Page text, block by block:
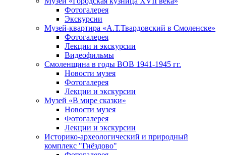
Фотогалерея
Экскурсии
Музей-квартира «А.Т.Твардовский в Смоленске»
Фотогалерея
Лекции и экскурсии
Видеофильмы
Смоленщина в годы ВОВ 1941-1945 гг.
Новости музея
Фотогалерея
Лекции и экскурсии
Музей «В мире сказки»
Новости музея
Фотогалерея
Лекции и экскурсии
Историко-археологический и природный
комплекс "Гнёздово"